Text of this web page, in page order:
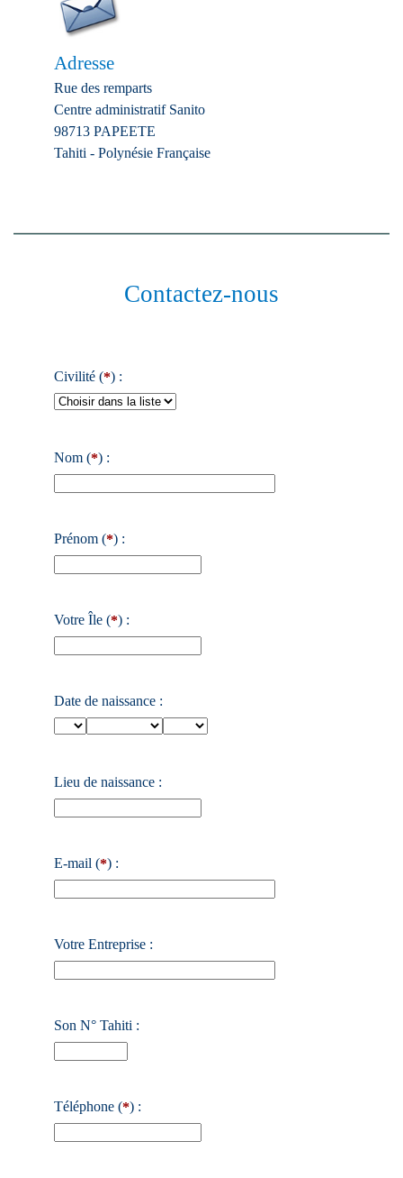
Adresse
Rue des remparts
Centre administratif Sanito
98713 PAPEETE
Tahiti - Polynésie Française
Contactez-nous
Civilité (*) :
Nom (*) :
Prénom (*) :
Votre Île (*) :
Date de naissance :
Lieu de naissance :
E-mail (*) :
Votre Entreprise :
Son N° Tahiti :
Téléphone (*) :